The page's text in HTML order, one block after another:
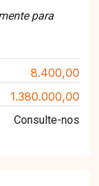
para
8.400,00
1.380.000,00
Consulte-nos